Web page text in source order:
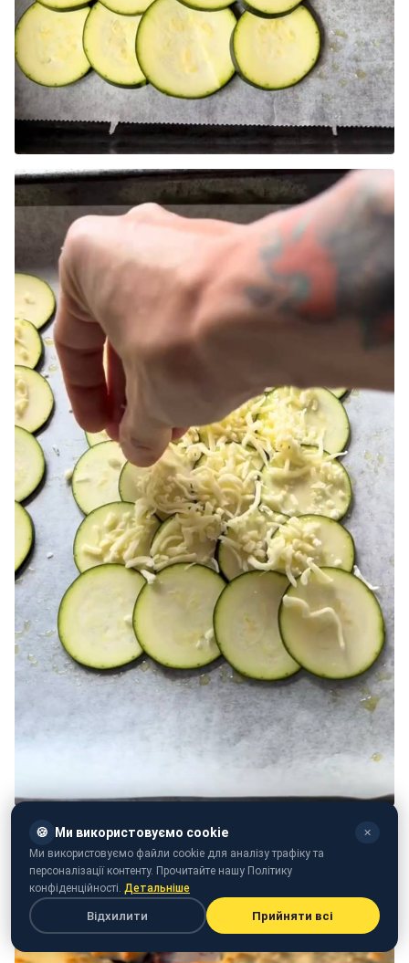
🍪 Ми використовуємо cookie ✕
Ми використовуємо файли cookie для аналізу трафіку та
персоналізації контенту. Прочитайте нашу Політику
конфіденційності. Детальніше
Відхилити Прийняти всі